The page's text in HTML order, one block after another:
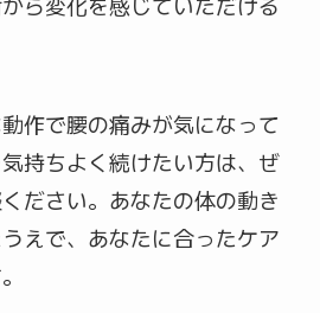
作で腰の痛みが気になって
持ちよく続けたい方は、ぜ
ださい。あなたの体の動き
えで、あなたに合ったケア